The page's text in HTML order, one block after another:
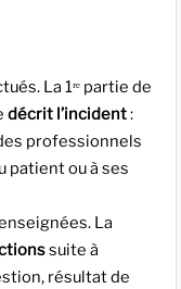
La 1ʳᵉ partie de
décrit l’incident:
professionnels
patient ou à ses
La
suite à
résultat de